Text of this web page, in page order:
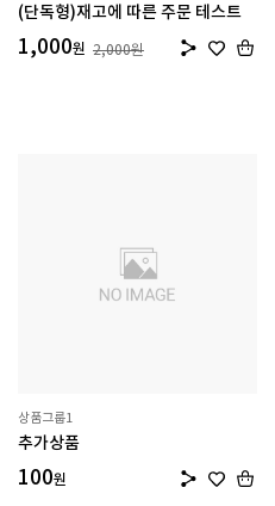
(단독형)재고에 따른 주문 테스트
1,000원 2,000원
상품그룹1
추가상품
100원